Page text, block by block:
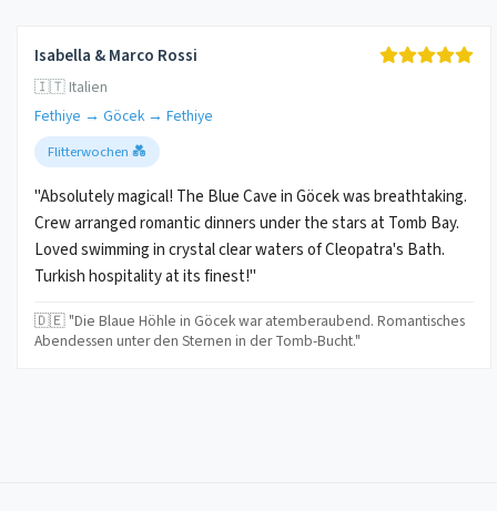
Isabella & Marco Rossi
🇮🇹 Italien
Fethiye → Göcek → Fethiye
Flitterwochen 💑
"Absolutely magical! The Blue Cave in Göcek was breathtaking.
Crew arranged romantic dinners under the stars at Tomb Bay.
Loved swimming in crystal clear waters of Cleopatra's Bath.
Turkish hospitality at its finest!"
🇩🇪 "Die Blaue Höhle in Göcek war atemberaubend. Romantisches
Abendessen unter den Sternen in der Tomb-Bucht."